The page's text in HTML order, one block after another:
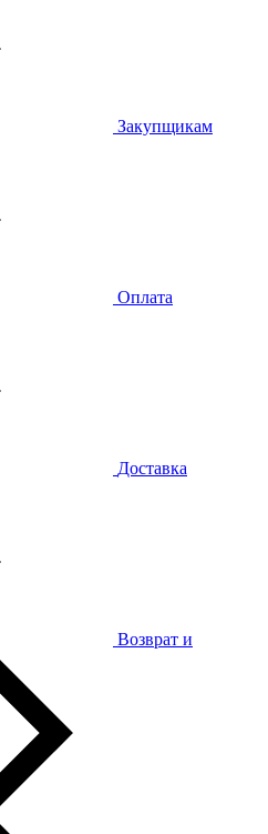
Закупщикам
Оплата
Доставка
Возврат и